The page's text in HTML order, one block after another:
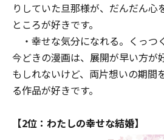
りしていた旦那様が、だんだん心
ところが好きです。
・幸せな気分になれる。くっつ
今どきの漫画は、展開が早い方が
もしれないけど、両片想いの期間
る作品が好きです。
【2位：わたしの幸せな結婚】